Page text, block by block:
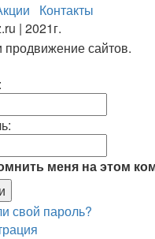
Контакты
| 2021г.
продвижение сайтов.
меня на этом
свой пароль?